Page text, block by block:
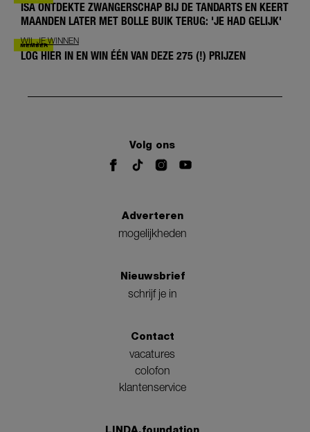
ISA ONTDEKTE ZWANGERSCHAP BIJ DE TANDARTS EN KEERT
MAANDEN LATER MET BOLLE BUIK TERUG: 'JE HAD GELIJK'
WIL JE WINNEN
LOG HIER IN EN WIN ÉÉN VAN DEZE 275 (!) PRIJZEN
Volg ons
Adverteren
mogelijkheden
Nieuwsbrief
schrijf je in
Contact
vacatures
colofon
klantenservice